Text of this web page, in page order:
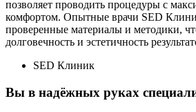
позволяет проводить процедуры с
комфортом. Опытные врачи SED
проверенные материалы и методики,
долговечность и эстетичность
SED Клиник
Вы в надёжных руках